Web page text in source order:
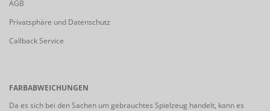
AGB
Privatsphäre und Datenschutz
Callback Service
FARBABWEICHUNGEN
Da es sich bei den Sachen um gebrauchtes Spielzeug handelt, kann es